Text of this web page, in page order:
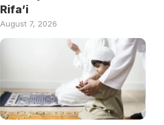
Rifa’i
August 7, 2026